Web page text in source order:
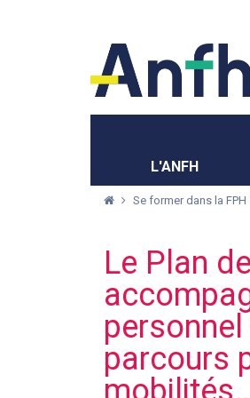
L'ANFH
Se former dans la FPH
Le Plan
parcours